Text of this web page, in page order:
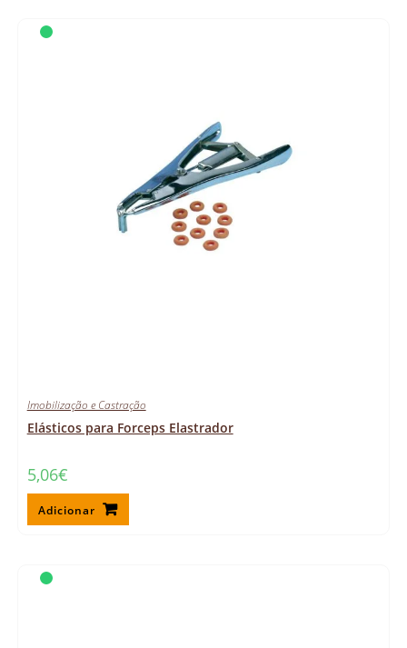
Imobilização e Castração
Elásticos para Forceps Elastrador
5,06€
Adicionar